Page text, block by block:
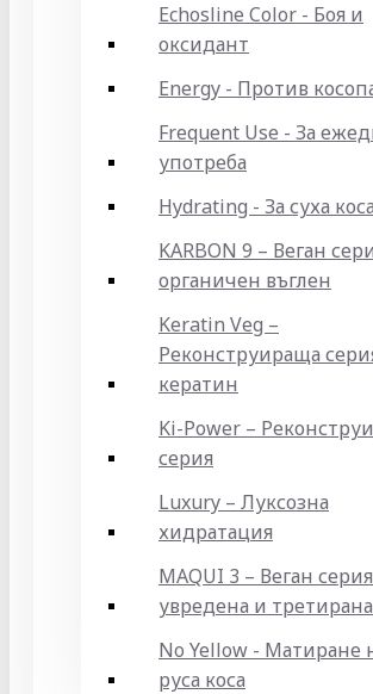
Echosline Color - Боя и
оксидант
Energy - Против
Frequent Use - За
употреба
Hydrating - За суха коса
KARBON 9 – Веган
органичен въглен
Keratin Veg –
Реконструираща
кератин
Ki-Power –
серия
Luxury – Луксозна
хидратация
MAQUI 3 – Веган
увредена и
No Yellow - Матиране
руса коса